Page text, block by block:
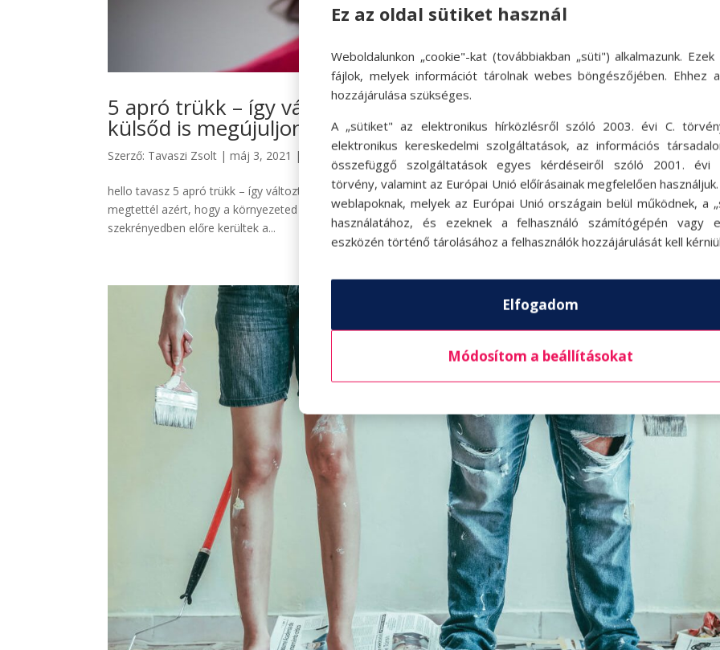
5 apró trükk – így változtass a stílusodon, hogy a belsőd után a
külsőd is megújuljon
Szerző: Tavaszi Zsolt |máj 3, 2021 | hello
hello tavasz 5 apró trükk – így változtass a stílusodon, hogy a belsőd után a külsőd is megújuljon Ha már mindent
megtettél azért, hogy a környezeted felfrissüljön tavaszra, ha a lakás a nagytakarítás után csillog-villog, ha a
szekrényedben előre kerültek a...
Ez az oldal sütiket használ
Weboldalunkon „cookie"-kat (továbbiakban „süti") alkalmazunk. Ezek
fájlok, melyek információt tárolnak webes böngészőjében. Ehhez
hozzájárulása szükséges.
A „sütiket" az elektronikus hírközlésről szóló 2003. évi C.
elektronikus kereskedelmi szolgáltatások, az információs
összefüggő szolgáltatások egyes kérdéseiről szóló 2001. évi
törvény, valamint az Európai Unió előírásainak megfelelően
weblapoknak, melyek az Európai Unió országain belül működnek, a
használatához, és ezeknek a felhasználó számítógépén vagy
eszközén történő tárolásához a felhasználók hozzájárulását kell
Elfogadom
Módosítom a beállításokat